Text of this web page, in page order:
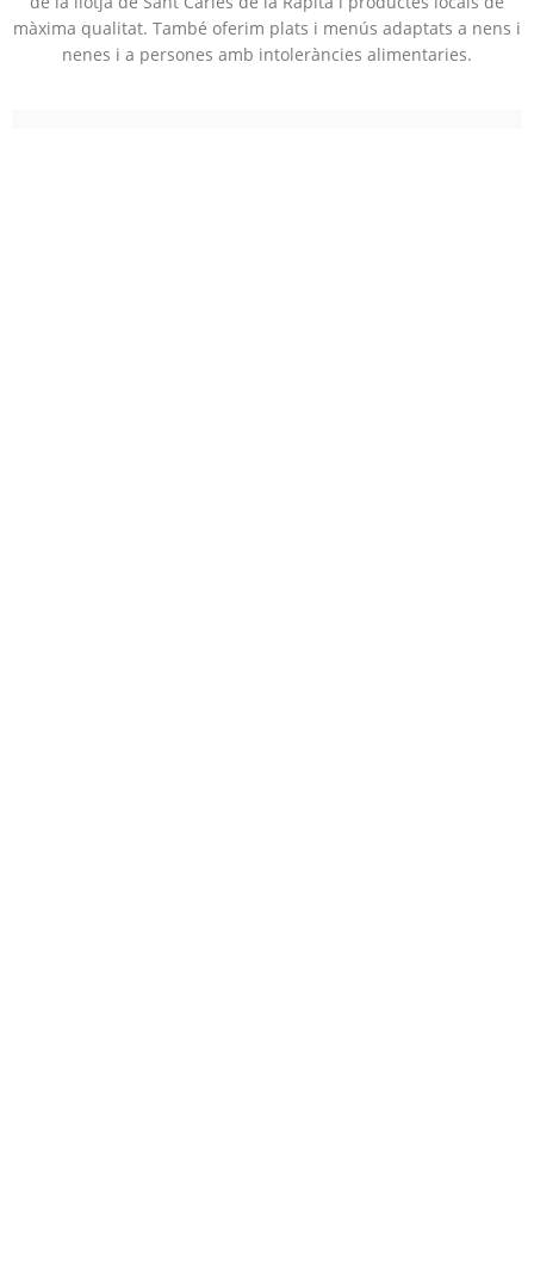
màxima qualitat. També oferim plats i menús adaptats a nens i
nenes i a persones amb intoleràncies alimentaries.